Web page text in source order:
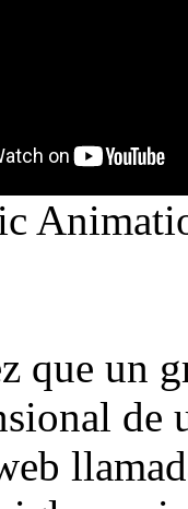
que un
de